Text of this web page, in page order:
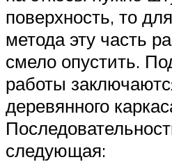
поверхность, то
метода эту часть
смело опустить.
работы
деревянного
следующая: